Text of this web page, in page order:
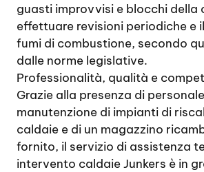
guasti improvvisi e blocchi della
effettuare revisioni periodiche e
fumi di combustione, secondo
dalle norme legislative.
Professionalità, qualità e
Grazie alla presenza di
manutenzione di impianti di
caldaie e di un magazzino
fornito, il servizio di assistenza
intervento caldaie Junkers è in